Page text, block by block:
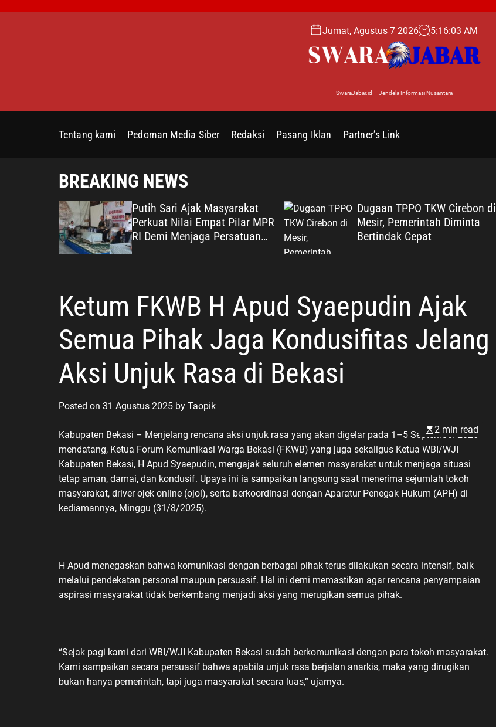
o
Jumat, Agustus 7 2026 5:16:04 AM
SwaraJabar.id – Jendela Informasi Nusantara
Tentang kami Pedoman Media Siber Redaksi Pasang Iklan Partner’s Link
BREAKING NEWS
Putih Sari Ajak Masyarakat
Perkuat Nilai Empat Pilar MPR
RI Demi Menjaga Persatuan
dan Mewujudkan Indonesia
Dugaan TPPO TKW Cirebon di
Mesir, Pemerintah Diminta
Bertindak Cepat
Ketum FKWB H Apud Syaepudin Ajak
Semua Pihak Jaga Kondusifitas Jelang
Aksi Unjuk Rasa di Bekasi
Posted on 31 Agustus 2025 by Taopik
2 min read
Kabupaten Bekasi – Menjelang rencana aksi unjuk rasa yang akan digelar pada 1–5 September 2025
mendatang, Ketua Forum Komunikasi Warga Bekasi (FKWB) yang juga sekaligus Ketua WBI/WJI
Kabupaten Bekasi, H Apud Syaepudin, mengajak seluruh elemen masyarakat untuk menjaga situasi
tetap aman, damai, dan kondusif. Upaya ini ia sampaikan langsung saat menerima sejumlah tokoh
masyarakat, driver ojek online (ojol), serta berkoordinasi dengan Aparatur Penegak Hukum (APH) di
kediamannya, Minggu (31/8/2025).
H Apud menegaskan bahwa komunikasi dengan berbagai pihak terus dilakukan secara intensif, baik
melalui pendekatan personal maupun persuasif. Hal ini demi memastikan agar rencana penyampaian
aspirasi masyarakat tidak berkembang menjadi aksi yang merugikan semua pihak.
“Sejak pagi kami dari WBI/WJI Kabupaten Bekasi sudah berkomunikasi dengan para tokoh masyarakat.
Kami sampaikan secara persuasif bahwa apabila unjuk rasa berjalan anarkis, maka yang dirugikan
bukan hanya pemerintah, tapi juga masyarakat secara luas,” ujarnya.